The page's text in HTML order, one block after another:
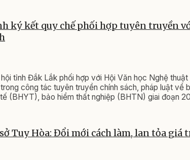
ký kết quy chế phối hợp tuyên truyền
tỉnh Đắk Lắk phối hợp với Hội Văn học Nghệ
công tác tuyên truyền chính sách, pháp luật về
(BHYT), bảo hiểm thất nghiệp (BHTN) giai đoạn
Tuy Hòa: Đổi mới cách làm, lan tỏa giá